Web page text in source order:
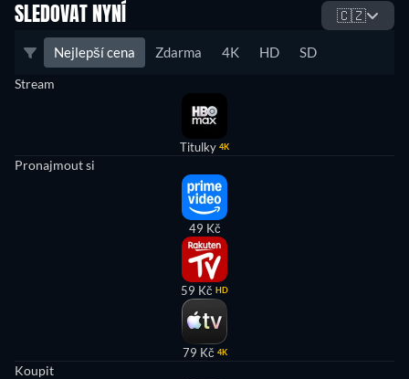
SLEDOVAT NYNÍ 🇨🇿
Nejlepší cena Zdarma 4K HD SD
Stream
Titulky 4K
Pronajmout si
49 Kč
59 Kč HD
79 Kč 4K
Koupit